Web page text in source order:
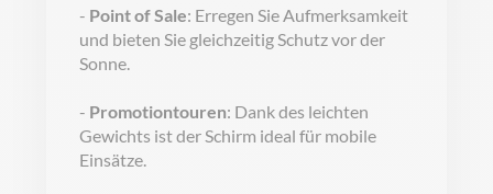
- Point of Sale: Erregen Sie Aufmerksamkeit
und bieten Sie gleichzeitig Schutz vor der
Sonne.
- Promotiontouren: Dank des leichten
Gewichts ist der Schirm ideal für mobile
Einsätze.